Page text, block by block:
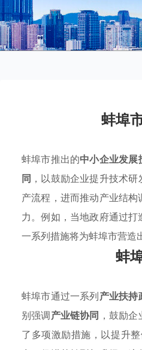
蚌埠
蚌埠市推出的中小企业发展
同 ，以鼓励企业提升技术
产流程，进而推动产业结
力。例如，当地政府通过
一系列措施将为蚌埠市营造
蚌
蚌埠市通过一系列产业扶持
别强调产业链协同 ，鼓励
了多项激励措施，以提升